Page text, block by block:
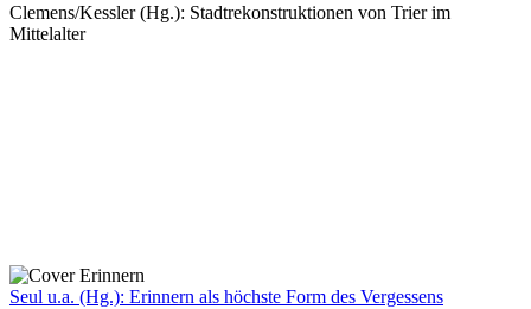
Clemens/Kessler (Hg.): Stadtrekonstruktionen von Trier im
Mittelalter
Seul u.a. (Hg.): Erinnern als höchste Form des Vergessens